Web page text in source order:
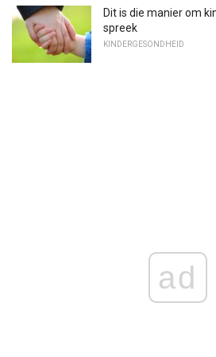
Dit is die manier om
spreek
KINDERGESONDHEID
ad